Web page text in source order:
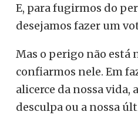
E, para fugirmos do
desejamos fazer um
Mas o perigo não está
confiarmos nele. Em
alicerce da nossa vida,
desculpa ou a nossa